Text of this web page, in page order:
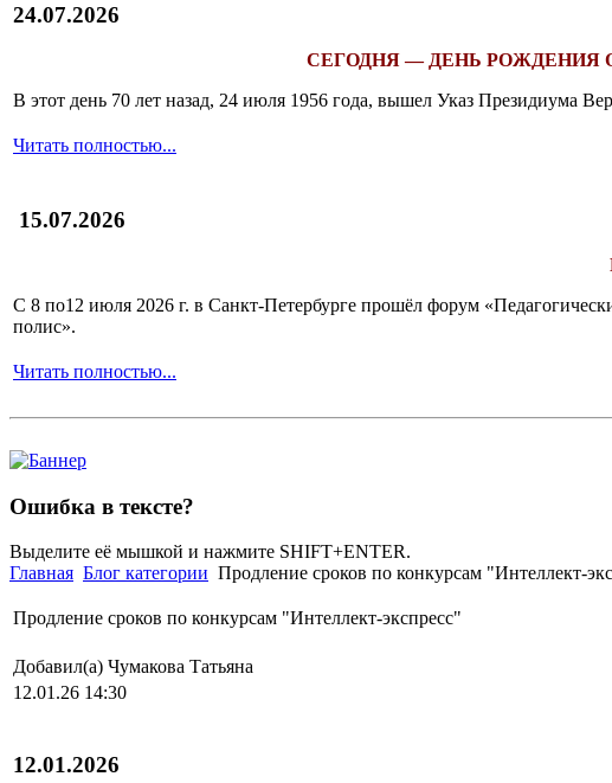
24.07.2026
СЕГОДНЯ — ДЕНЬ РОЖДЕНИЯ
В этот день 70 лет назад, 24 июля 1956 года, вышел Указ Президиума
Читать полностью...
15.07.2026
С 8 по12 июля 2026 г. в Санкт-Петербурге прошёл форум
полис».
Читать полностью...
Ошибка в тексте?
Выделите её мышкой и нажмите SHIFT+ENTER.
Главная Блог категории Продление сроков по конкурсам "Интеллект-
Продление сроков по конкурсам "Интеллект-экспресс"
Добавил(а) Чумакова Татьяна
12.01.26 14:30
12.01.2026